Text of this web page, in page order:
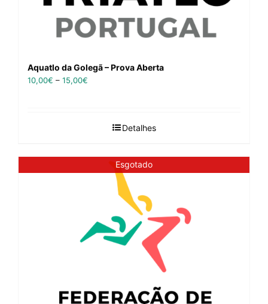
Aquatlo da Golegã – Prova Aberta
10,00€ – 15,00€
Detalhes
Esgotado